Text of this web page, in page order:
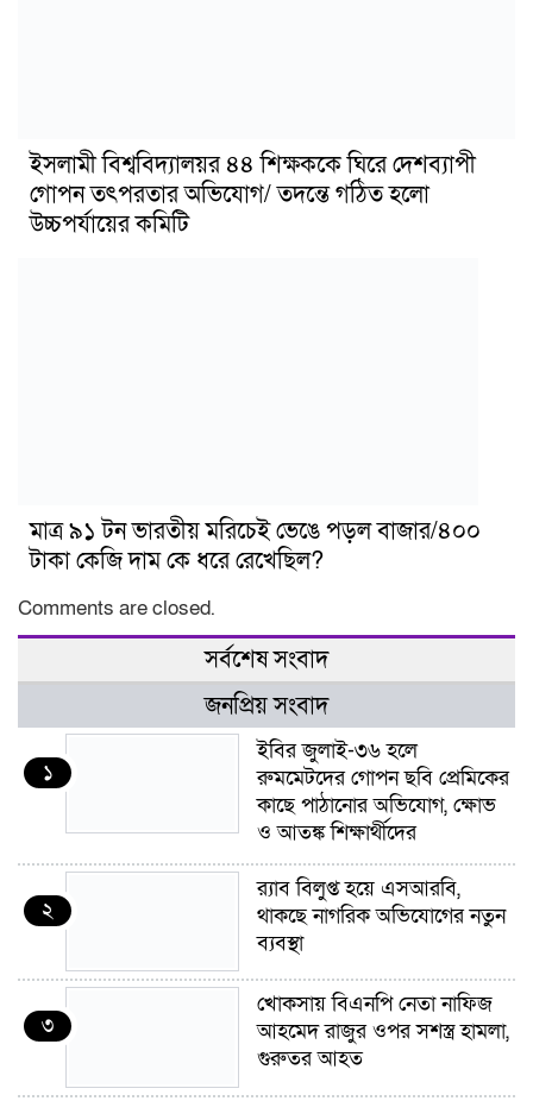
ইসলামী বিশ্ববিদ্যালয়র ৪৪ শিক্ষককে ঘিরে দেশব্যাপী
গোপন তৎপরতার অভিযোগ/ তদন্তে গঠিত হলো
উচ্চপর্যায়ের কমিটি
মাত্র ৯১ টন ভারতীয় মরিচেই ভেঙে পড়ল বাজার/৪০০
টাকা কেজি দাম কে ধরে রেখেছিল?
Comments are closed.
সর্বশেষ সংবাদ
জনপ্রিয় সংবাদ
১
ইবির জুলাই-৩৬ হলে
রুমমেটদের গোপন ছবি প্রেমিকের
কাছে পাঠানোর অভিযোগ, ক্ষোভ
ও আতঙ্ক শিক্ষার্থীদের
২
র‍্যাব বিলুপ্ত হয়ে এসআরবি,
থাকছে নাগরিক অভিযোগের নতুন
ব্যবস্থা
৩
খোকসায় বিএনপি নেতা নাফিজ
আহমেদ রাজুর ওপর সশস্ত্র হামলা,
গুরুতর আহত